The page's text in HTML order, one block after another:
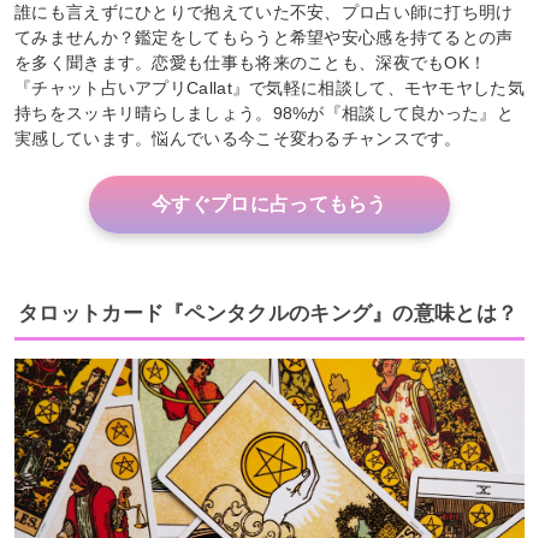
誰にも言えずにひとりで抱えていた不安、プロ占い師に打ち明け
てみませんか？鑑定をしてもらうと希望や安心感を持てるとの声
を多く聞きます。恋愛も仕事も将来のことも、深夜でもOK！
『チャット占いアプリCallat』で気軽に相談して、モヤモヤした気
持ちをスッキリ晴らしましょう。98%が『相談して良かった』と
実感しています。悩んでいる今こそ変わるチャンスです。
今すぐプロに占ってもらう
タロットカード『ペンタクルのキング』の意味とは？